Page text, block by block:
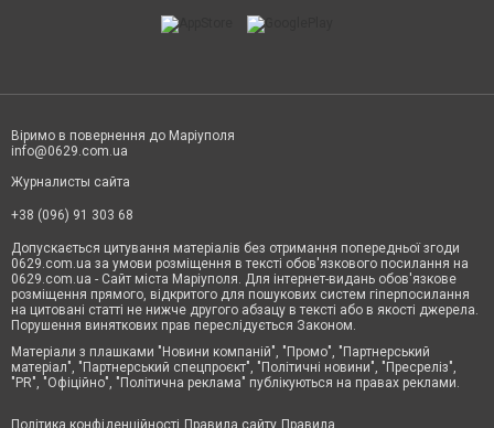
Віримо в повернення до Маріуполя
info@0629.com.ua
Журналисты сайта
+38 (096) 91 303 68
Допускається цитування матеріалів без отримання попередньої згоди
0629.com.ua за умови розміщення в тексті обов'язкового посилання на
0629.com.ua - Сайт міста Маріуполя. Для інтернет-видань обов'язкове
розміщення прямого, відкритого для пошукових систем гіперпосилання
на цитовані статті не нижче другого абзацу в тексті або в якості джерела.
Порушення виняткових прав переслідується Законом.
Матеріали з плашками "Новини компаній", "Промо", "Партнерський
матеріал", "Партнерський спецпроєкт", "Політичні новини", "Пресреліз",
"PR", "Офіційно", "Політична реклама" публікуються на правах реклами.
Політика конфіденційності Правила сайту Правила